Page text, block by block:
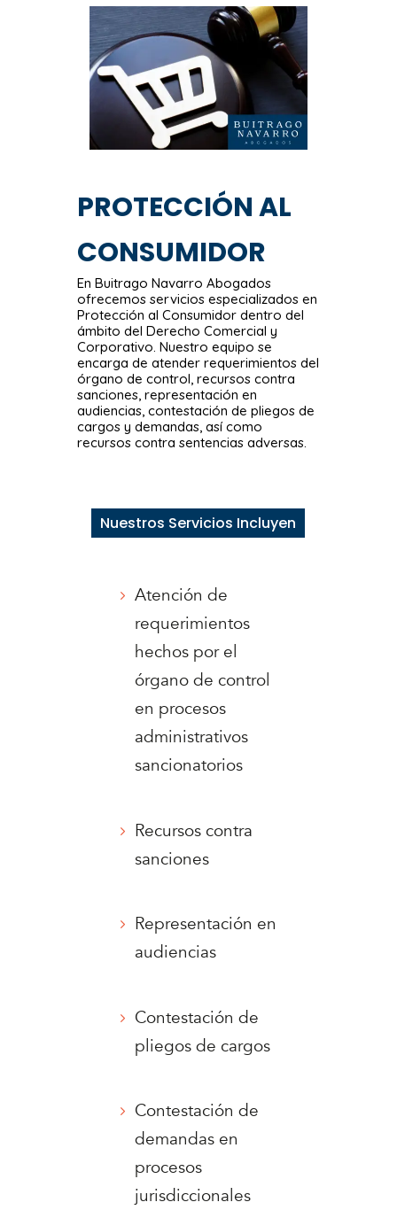
PROTECCIÓN AL
CONSUMIDOR
En Buitrago Navarro Abogados
ofrecemos servicios especializados en
Protección al Consumidor dentro del
ámbito del Derecho Comercial y
Corporativo. Nuestro equipo se
encarga de atender requerimientos del
órgano de control, recursos contra
sanciones, representación en
audiencias, contestación de pliegos de
cargos y demandas, así como
recursos contra sentencias adversas.
Nuestros Servicios Incluyen
Atención de
requerimientos
hechos por el
órgano de control
en procesos
administrativos
sancionatorios
Recursos contra
sanciones
Representación en
audiencias
Contestación de
pliegos de cargos
Contestación de
demandas en
procesos
jurisdiccionales